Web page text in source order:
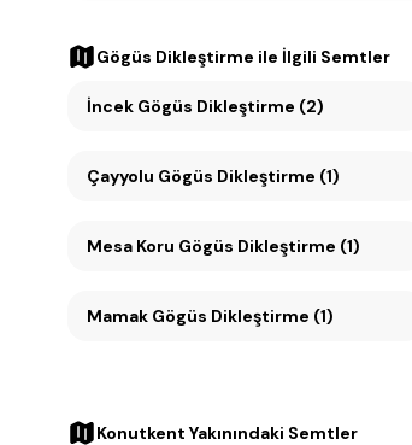
Gögüs Dikleştirme ile İlgili Semtler
İncek Gögüs Dikleştirme (2)
Çayyolu Gögüs Dikleştirme (1)
Mesa Koru Gögüs Dikleştirme (1)
Mamak Gögüs Dikleştirme (1)
Konutkent Yakınındaki Semtler